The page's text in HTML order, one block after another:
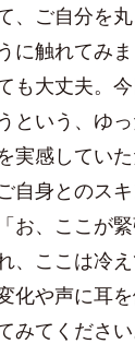
、ご自分を
に触れてみ
も大丈夫。
という、ゆ
実感していた
自身とのス
お、ここが
れ、ここは冷
化や声に耳
みてください